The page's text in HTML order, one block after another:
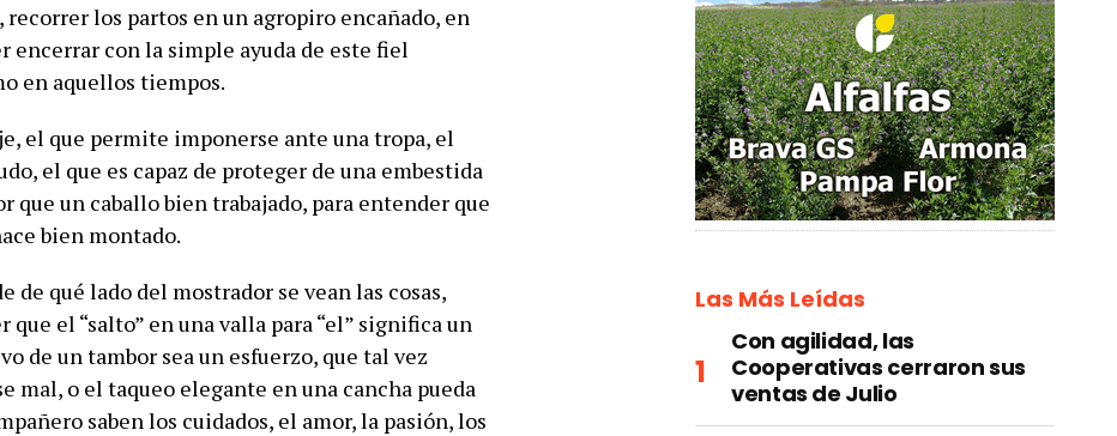
los partos en un agropiro encañado, en
encerrar con la simple ayuda de este fiel
en aquellos tiempos.
el que permite imponerse ante una tropa, el
el que es capaz de proteger de una embestida
que un caballo bien trabajado, para entender que
bien montado.
de qué lado del mostrador se vean las cosas,
el “salto” en una valla para “el” significa un
de un tambor sea un esfuerzo, que tal vez
mal, o el taqueo elegante en una cancha pueda
saben los cuidados, el amor, la pasión, los
Las Más Leídas
Con agilidad, las
Cooperativas cerraron sus
ventas de Julio